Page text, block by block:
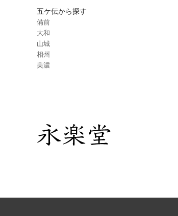
五ケ伝から探す
備前
大和
山城
相州
美濃